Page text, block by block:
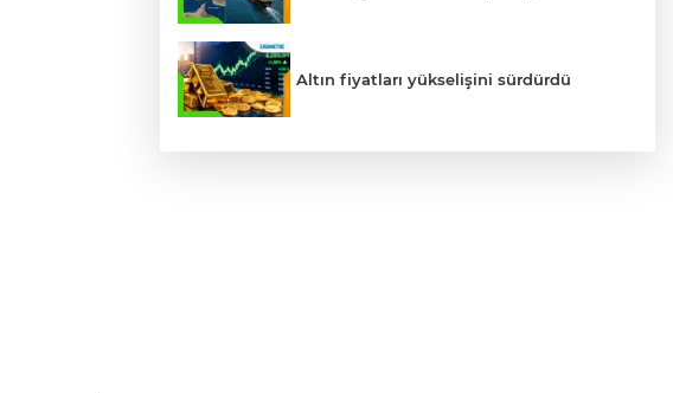
Altın fiyatları yükselişini sürdürdü